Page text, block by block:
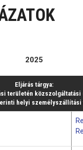
2025
Eljárás tárgya:
területén
helyi személyszállítási